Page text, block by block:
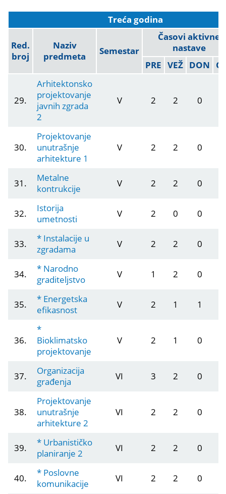
Treća godina
Red.
broj
Naziv
predmeta
Semestar
Časovi aktivne
nastave
PRE VEŽ DON
29.
Arhitektonsko
projektovanje
javnih zgrada
2
V 2 2 0
30.
Projektovanje
unutrašnje
arhitekture 1
V 2 2 0
31.
Metalne
kontrukcije
V 2 2 0
32.
Istorija
umetnosti
V 2 0 0
33.
* Instalacije u
zgradama
V 2 2 0
34.
* Narodno
graditeljstvo
V 1 2 0
35.
* Energetska
efikasnost
V 2 1 1
36.
*
Bioklimatsko
projektovanje
V 2 1 0
37.
Organizacija
građenja
VI 3 2 0
38.
Projektovanje
unutrašnje
arhitekture 2
VI 2 2 0
39.
* Urbanističko
planiranje 2
VI 2 2 0
40.
* Poslovne
komunikacije
VI 2 2 0